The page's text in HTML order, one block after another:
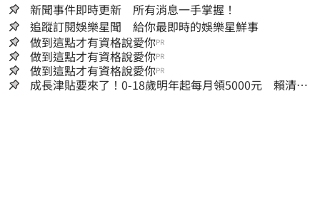
新聞事件即時更新 所有消息一手掌握！
追蹤訂閱娛樂星聞 給你最即時的娛樂星鮮事
做到這點才有資格說愛你PR
做到這點才有資格說愛你PR
做到這點才有資格說愛你PR
成長津貼要來了！0-18歲明年起每月領5000元 賴清